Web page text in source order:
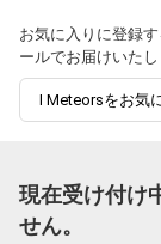
お気に入りに登録
ールでお届けいたし
I Meteorsをお気
現在受け付け
せん。